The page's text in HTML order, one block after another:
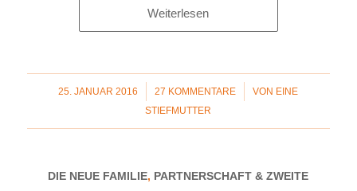
Weiterlesen
25. JANUAR 2016
/ 27 KOMMENTARE
/ VON EINE
STIEFMUTTER
DIE NEUE FAMILIE, PARTNERSCHAFT & ZWEITE